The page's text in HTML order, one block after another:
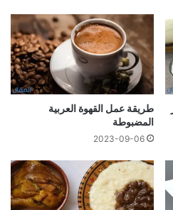
طريقة عمل القهوة العربية
المضبوطة
2023-09-06